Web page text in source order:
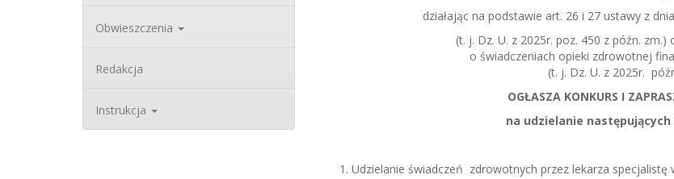
Obwieszczenia
Redakcja
Instrukcja
działając na podstawie art. 26 i 27 ustawy z
(t. j. Dz. U. z 2025r. poz. 450 z późn.
o świadczeniach opieki zdrowotnej
(t. j. Dz. U. z 2025r.
OGŁASZA KONKURS I
na udzielanie
Udzielanie świadczeń zdrowotnych przez lekarza